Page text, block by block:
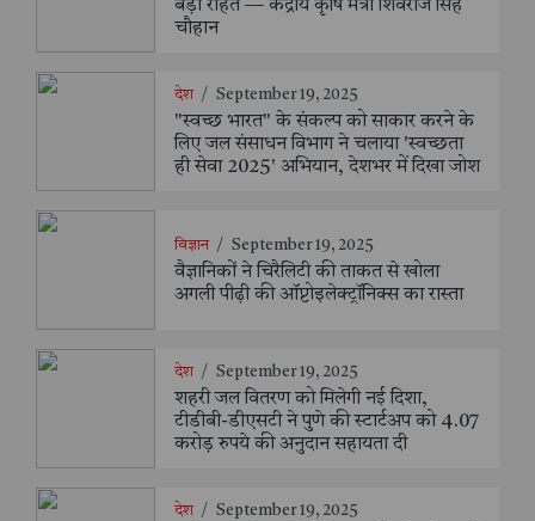
बड़ी राहत — केंद्रीय कृषि मंत्री शिवराज सिंह
चौहान
देश / September 19, 2025
"स्वच्छ भारत" के संकल्प को साकार करने के
लिए जल संसाधन विभाग ने चलाया 'स्वच्छता
ही सेवा 2025' अभियान, देशभर में दिखा जोश
विज्ञान / September 19, 2025
वैज्ञानिकों ने चिरैलिटी की ताकत से खोला
अगली पीढ़ी की ऑप्टोइलेक्ट्रॉनिक्स का रास्ता
देश / September 19, 2025
शहरी जल वितरण को मिलेगी नई दिशा,
टीडीबी-डीएसटी ने पुणे की स्टार्टअप को 4.07
करोड़ रुपये की अनुदान सहायता दी
देश / September 19, 2025